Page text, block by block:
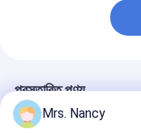
প্রস্তাবিত পণ্য
Mrs. Nancy